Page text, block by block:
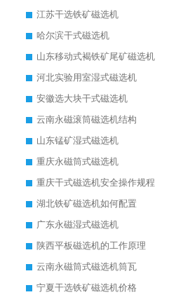
江苏干选铁矿磁选机
哈尔滨干式磁选机
山东移动式褐铁矿尾矿磁选机
河北实验用室湿式磁选机
安徽选大块干式磁选机
云南永磁滚筒磁选机结构
山东锰矿湿式磁选机
重庆永磁筒式磁选机
重庆干式磁选机安全操作规程
湖北铁矿磁选机如何配置
广东永磁湿式磁选机
陕西平板磁选机的工作原理
云南永磁筒式磁选机筒瓦
宁夏干选铁矿磁选机价格